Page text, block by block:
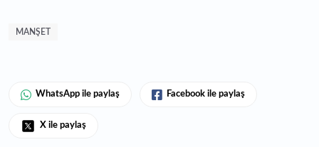
MANŞET
WhatsApp ile paylaş Facebook ile paylaş
X ile paylaş